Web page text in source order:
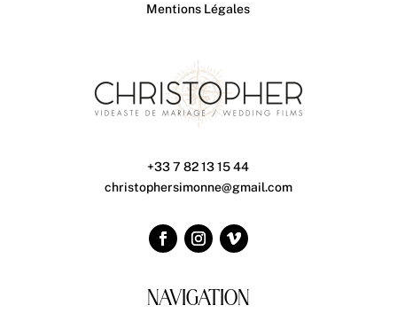
Mentions Légales
+33 7 82 13 15 44
christophersimonne@gmail.com
NAVIGATION